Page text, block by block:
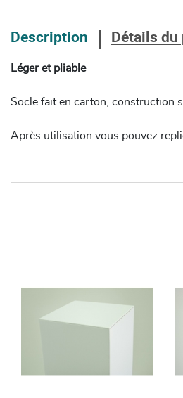
Description Détails
Léger et pliable
Socle fait en carton, construction
Après utilisation vous pouvez